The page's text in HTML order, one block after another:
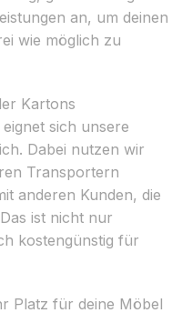
an, um deinen
wie möglich zu
Kartons
sich unsere
Dabei nutzen wir
Transportern
anderen Kunden, die
ist nicht nur
kostengünstig für
Platz für deine Möbel